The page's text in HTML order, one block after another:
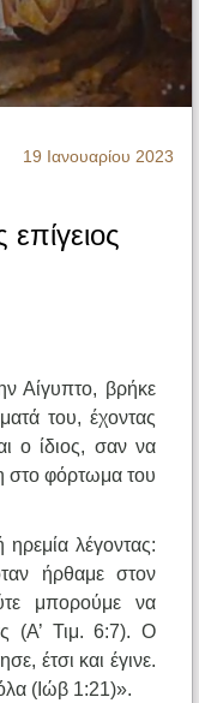
19 Ιανουαρίου 2023
Αίγυπτο, βρήκε
του, έχοντας
ο ίδιος, σαν να
στο φόρτωμα του
λέγοντας:
ήρθαμε στον
μπορούμε να
(Α’ Τιμ. 6:7). Ο
έτσι και έγινε.
(Ιώβ 1:21)».